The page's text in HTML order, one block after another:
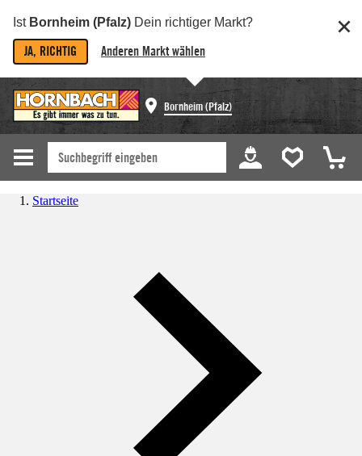
Ist Bornheim (Pfalz) Dein richtiger Markt?
JA, RICHTIG Anderen Markt wählen
Bornheim (Pfalz)
Startseite